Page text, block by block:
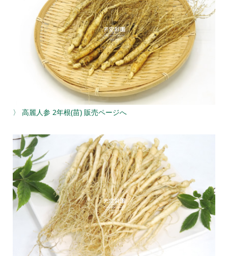
〉 高麗人参 2年根(苗) 販売ページへ